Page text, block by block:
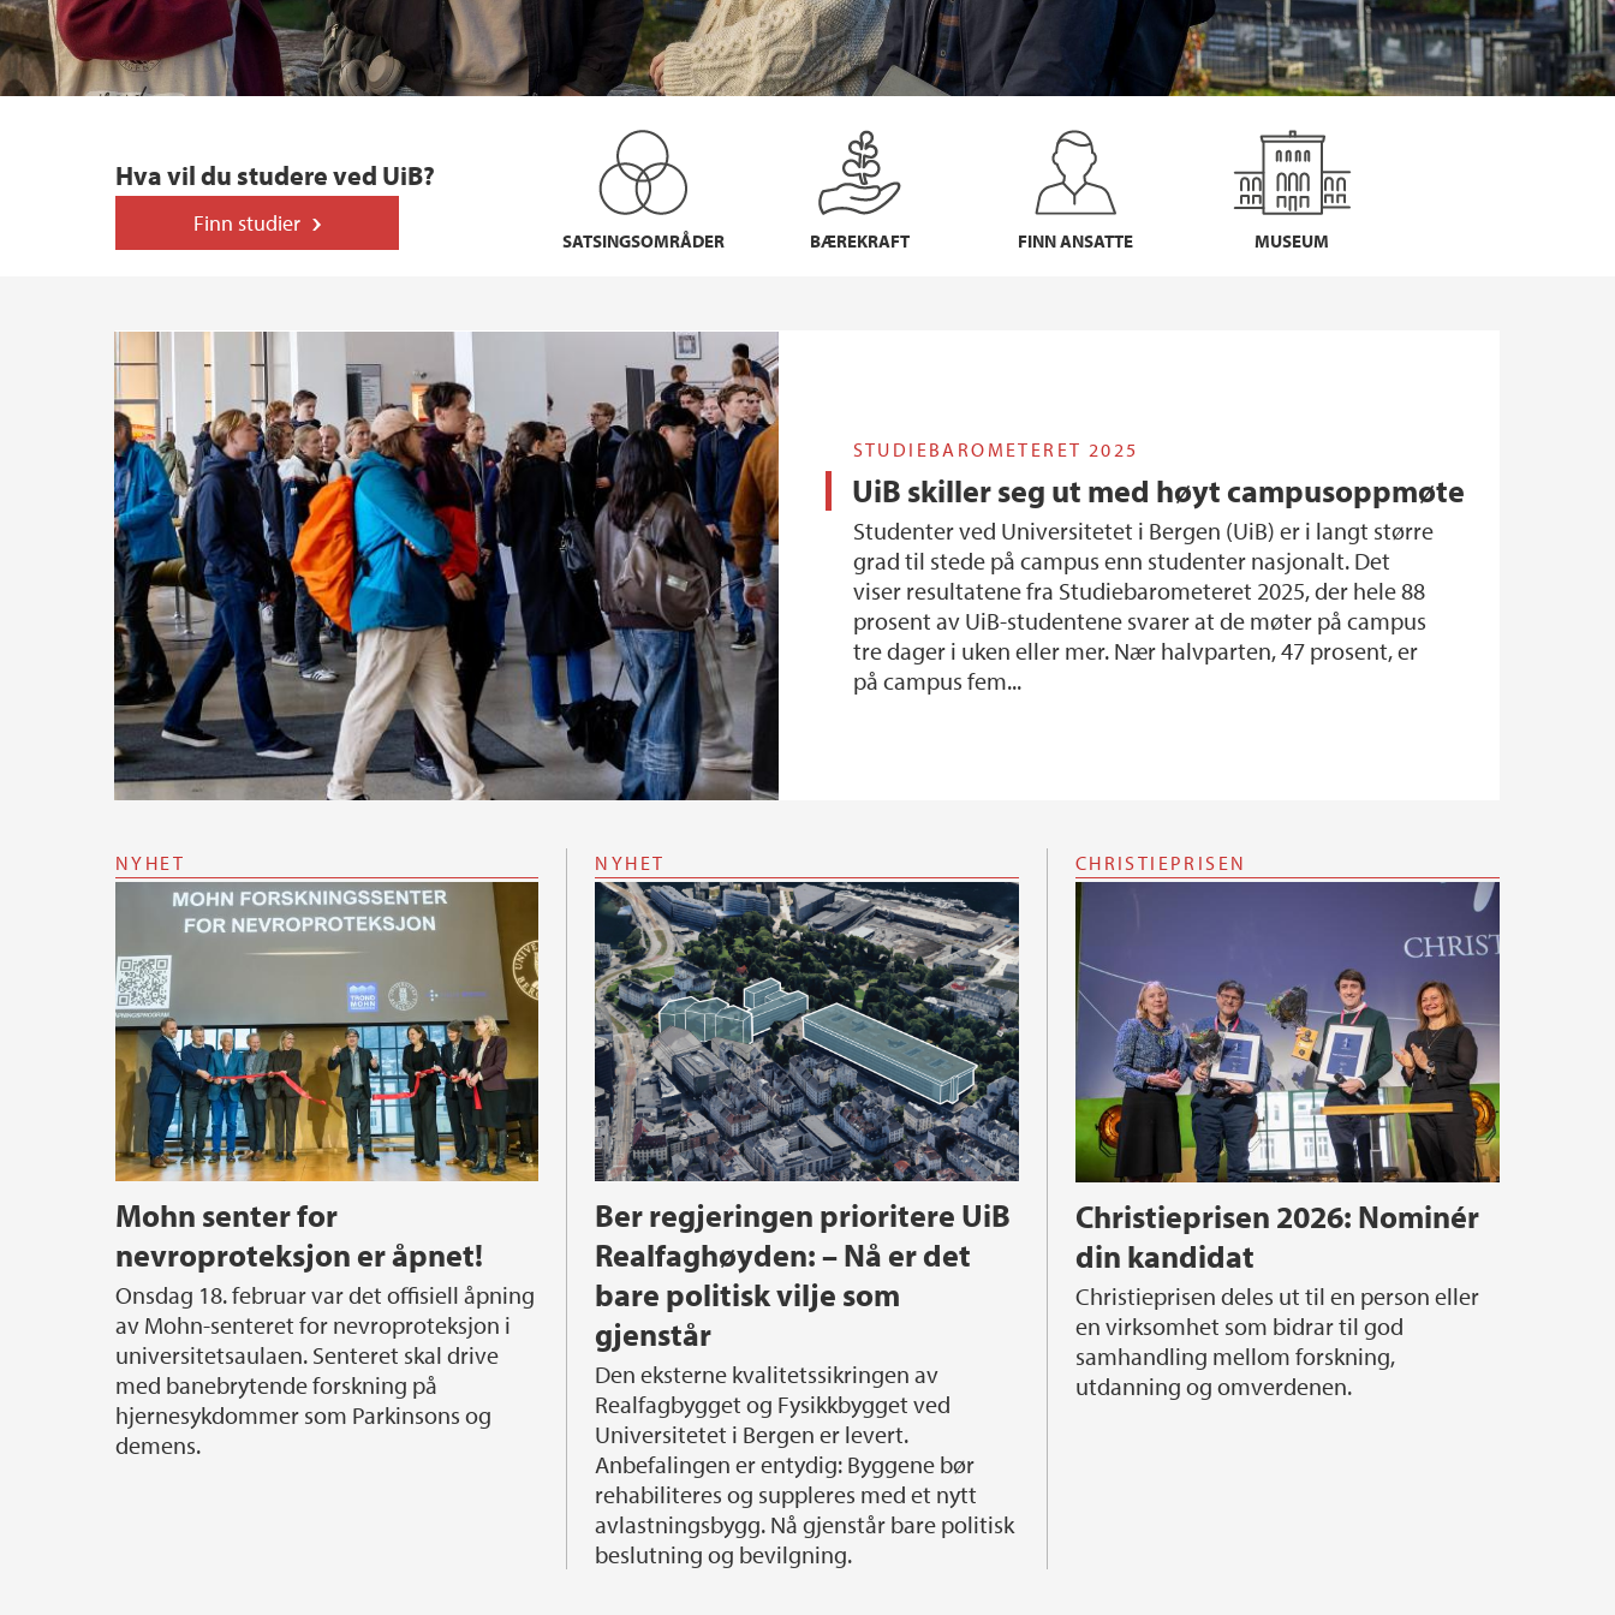
Hva vil du studere ved UiB?
Finn studier
SATSINGSOMRÅDER BÆREKRAFT FINN ANSATTE MUSEUM
STUDIEBAROMETERET 2025
UiB skiller seg ut med høyt campusoppmøte
Studenter ved Universitetet i Bergen (UiB) er i langt større
grad til stede på campus enn studenter nasjonalt. Det
viser resultatene fra Studiebarometeret 2025, der hele 88
prosent av UiB-studentene svarer at de møter på campus
tre dager i uken eller mer. Nær halvparten, 47 prosent, er
på campus fem...
NYHET
Mohn senter for
nevroproteksjon er åpnet!
Onsdag 18. februar var det offisiell åpning
av Mohn-senteret for nevroproteksjon i
universitetsaulaen. Senteret skal drive
med banebrytende forskning på
hjernesykdommer som Parkinsons og
demens.
NYHET
Ber regjeringen prioritere UiB
Realfaghøyden: – Nå er det
bare politisk vilje som
gjenstår
Den eksterne kvalitetssikringen av
Realfagbygget og Fysikkbygget ved
Universitetet i Bergen er levert.
Anbefalingen er entydig: Byggene bør
rehabiliteres og suppleres med et nytt
avlastningsbygg. Nå gjenstår bare politisk
beslutning og bevilgning.
CHRISTIEPRISEN
Christieprisen 2026: Nominér
din kandidat
Christieprisen deles ut til en person eller
en virksomhet som bidrar til god
samhandling mellom forskning,
utdanning og omverdenen.